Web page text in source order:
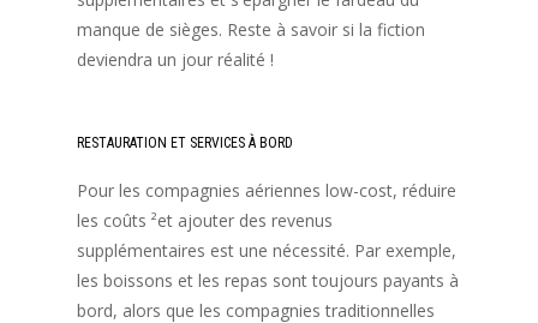
manque de sièges. Reste à savoir si la fiction
deviendra un jour réalité !
RESTAURATION ET SERVICES À BORD
Pour les compagnies aériennes low-cost, réduire
les coûts ²et ajouter des revenus
supplémentaires est une nécessité. Par exemple,
les boissons et les repas sont toujours payants à
bord, alors que les compagnies traditionnelles